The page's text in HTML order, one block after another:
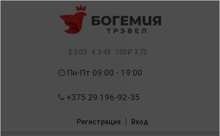
Перейти к основному содержанию
$ 3.03 € 3.49 100₽ 3.75
Пн-Пт 09:00 - 19:00
+375 29 196-92-35
Регистрация Вход